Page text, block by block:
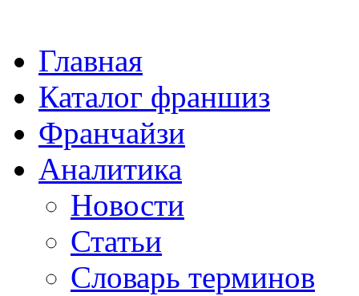
Главная
Каталог франшиз
Франчайзи
Аналитика
Новости
Статьи
Словарь терминов